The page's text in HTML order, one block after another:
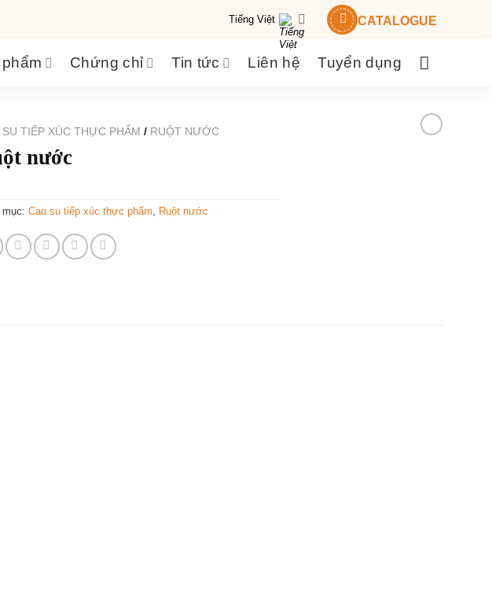
Tiếng Việt CATALOGUE
Chứng chỉ Tin tức Liên hệ Tuyển dụng
SU TIẾP XÚC THỰC PHẨM / RUỘT NƯỚC
nước
mục: Cao su tiếp xúc thực phẩm Ruột nước